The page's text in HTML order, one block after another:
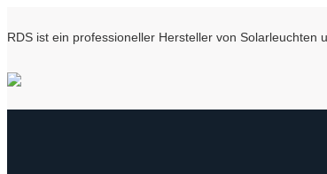
RDS ist ein professioneller Hersteller von Solarleuchten